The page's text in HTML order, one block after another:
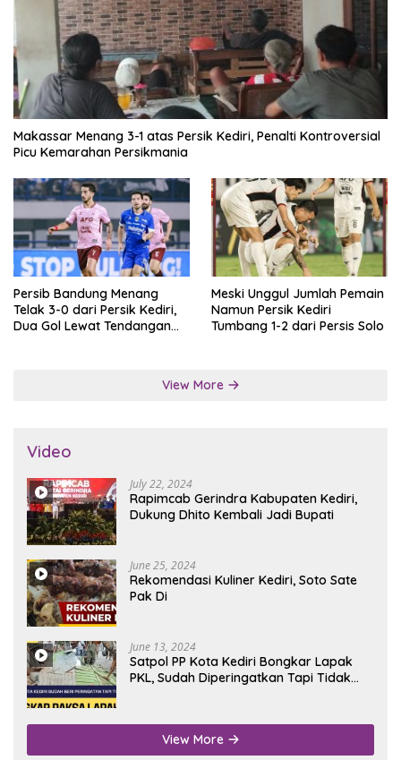
Makassar Menang 3-1 atas Persik Kediri, Penalti Kontroversial
Picu Kemarahan Persikmania
Persib Bandung Menang
Telak 3-0 dari Persik Kediri,
Dua Gol Lewat Tendangan
Meski Unggul Jumlah Pemain
Namun Persik Kediri
Tumbang 1-2 dari Persis Solo
View More
Video
July 22, 2024
Rapimcab Gerindra Kabupaten Kediri,
Dukung Dhito Kembali Jadi Bupati
June 25, 2024
Rekomendasi Kuliner Kediri, Soto Sate
Pak Di
June 13, 2024
Satpol PP Kota Kediri Bongkar Lapak
PKL, Sudah Diperingatkan Tapi Tidak
View More